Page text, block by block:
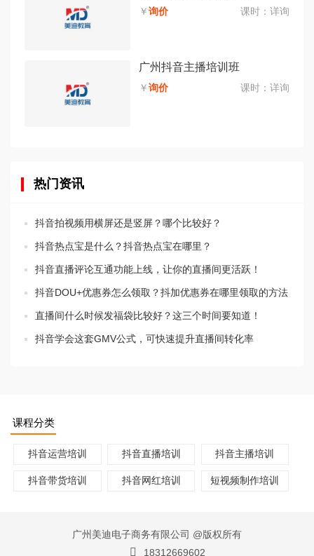
￥询价 课时： 详询
广州抖音主播培训班
￥询价 课时： 详询
热门资讯
抖音拍视频用横屏还是竖屏？哪个比较好？
抖音热点宝是什么？抖音热点宝在哪里？
抖音直播评论互通功能上线，让你的直播间更活跃！
抖音DOU+优惠券怎么领取？抖加优惠券在哪里领取的方法
直播间什么时候发福袋比较好？这三个时间要知道！
抖音学会这套GMV公式，可快速提升直播间转化率
课程分类
抖音运营培训 抖音直播培训 抖音主播培训
抖音带货培训 抖音网红培训 短视频制作培训
广州美迪电子商务有限公司 @版权所有
18312669602